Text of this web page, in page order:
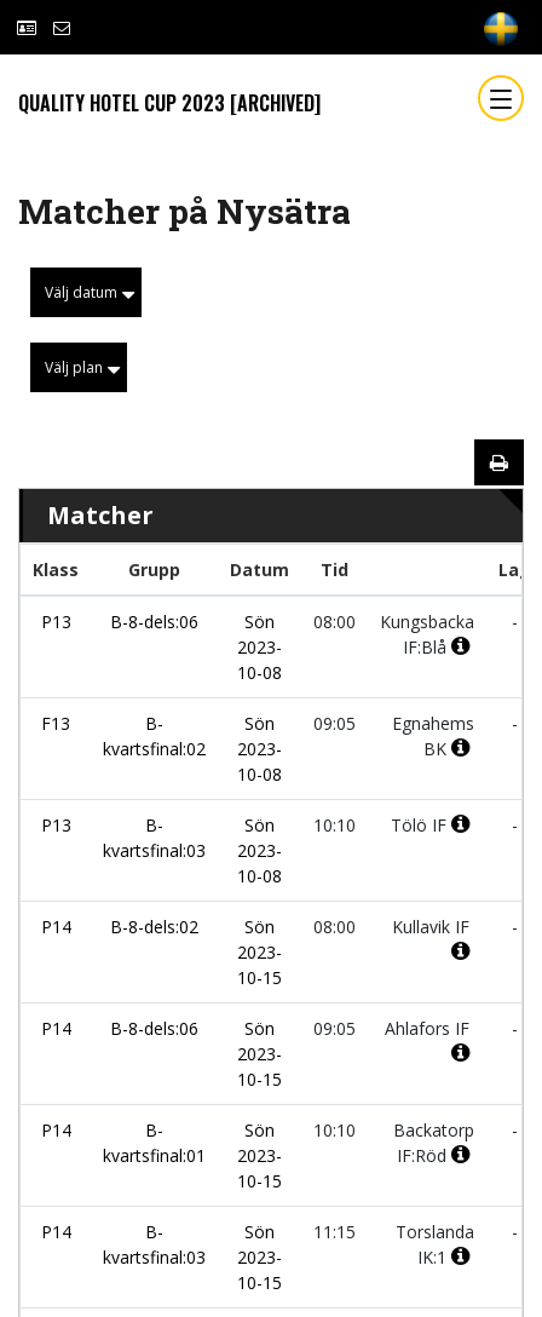
QUALITY HOTEL CUP 2023 [ARCHIVED]
Matcher på Nysätra
Välj datum
Välj plan
Matcher
Klass Grupp Datum Tid Lag
P13 B-8-dels:06
Sön
2023-
10-08
08:00
Kungsbacka
IF:Blå
-
F13
B-
kvartsfinal:02
Sön
2023-
10-08
09:05
Egnahems
BK
-
P13
B-
kvartsfinal:03
Sön
2023-
10-08
10:10 Tölö IF -
P14 B-8-dels:02
Sön
2023-
10-15
08:00 Kullavik IF -
P14 B-8-dels:06
Sön
2023-
10-15
09:05 Ahlafors IF -
P14
B-
kvartsfinal:01
Sön
2023-
10-15
10:10
Backatorp
IF:Röd
-
P14
B-
kvartsfinal:03
Sön
2023-
10-15
11:15
Torslanda
IK:1
-